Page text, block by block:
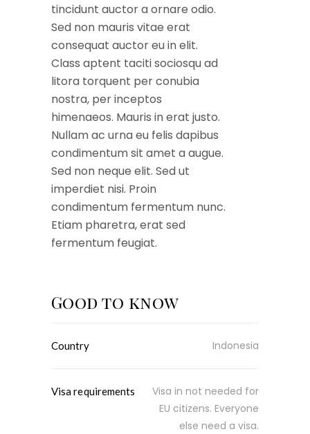
tincidunt auctor a ornare odio.
Sed non mauris vitae erat
consequat auctor eu in elit.
Class aptent taciti sociosqu ad
litora torquent per conubia
nostra, per inceptos
himenaeos. Mauris in erat justo.
Nullam ac urna eu felis dapibus
condimentum sit amet a augue.
Sed non neque elit. Sed ut
imperdiet nisi. Proin
condimentum fermentum nunc.
Etiam pharetra, erat sed
fermentum feugiat.
Good to know
Country Indonesia
Visa requirements
Visa in not needed for
EU citizens. Everyone
else need a visa.